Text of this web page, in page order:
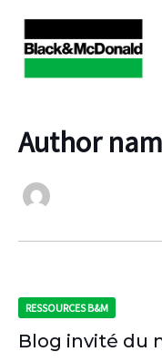
content
Author
RESSOURCES B&M
Blog invité du